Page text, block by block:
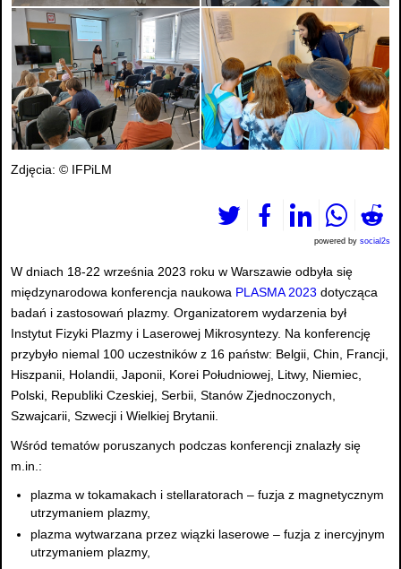
Zdjęcia: © IFPiLM
powered by social2s
W dniach 18-22 września 2023 roku w Warszawie odbyła się
międzynarodowa konferencja naukowa PLASMA 2023 dotycząca
badań i zastosowań plazmy. Organizatorem wydarzenia był
Instytut Fizyki Plazmy i Laserowej Mikrosyntezy. Na konferencję
przybyło niemal 100 uczestników z 16 państw: Belgii, Chin, Francji,
Hiszpanii, Holandii, Japonii, Korei Południowej, Litwy, Niemiec,
Polski, Republiki Czeskiej, Serbii, Stanów Zjednoczonych,
Szwajcarii, Szwecji i Wielkiej Brytanii.
Wśród tematów poruszanych podczas konferencji znalazły się
m.in.:
plazma w tokamakach i stellaratorach – fuzja z magnetycznym
utrzymaniem plazmy,
plazma wytwarzana przez wiązki laserowe – fuzja z inercyjnym
utrzymaniem plazmy,